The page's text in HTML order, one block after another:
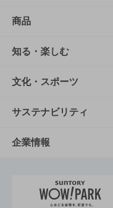
商品
商品TOP
商品一覧
商品発売情報
栄養成分一覧
知る・楽しむ
知る・楽しむTOP
キャンペーン
工場見学
地域情報
文化・スポーツ
文化・スポーツTOP
サントリーホール
サントリーサンバー
サステナビリティ
サステナビリティ
サントリーが考え
企業情報
企業概要